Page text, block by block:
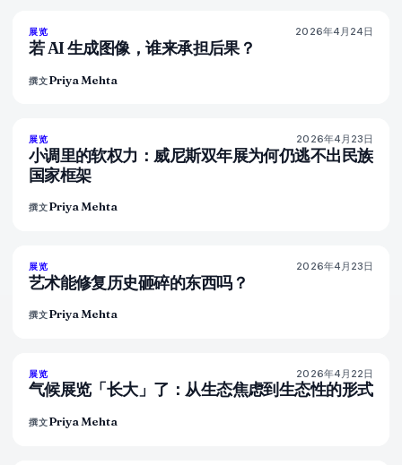
76% 69
展览 2026年4月24日
若 AI 生成图像，谁来承担后果？
撰文Priya Mehta
78% 90
展览 2026年4月23日
小调里的软权力：威尼斯双年展为何仍逃不出民族
国家框架
撰文Priya Mehta
79% 55
展览 2026年4月23日
艺术能修复历史砸碎的东西吗？
撰文Priya Mehta
74% 45
展览 2026年4月22日
气候展览「长大」了：从生态焦虑到生态性的形式
撰文Priya Mehta